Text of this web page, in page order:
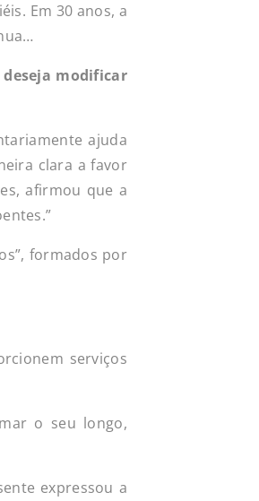
Em 30 anos, a
modificar
ajuda
clara a favor
afirmou que a
formados por
serviços
o seu longo,
expressou a